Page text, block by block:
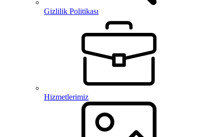
Gizlilik Politikası
Hizmetlerimiz